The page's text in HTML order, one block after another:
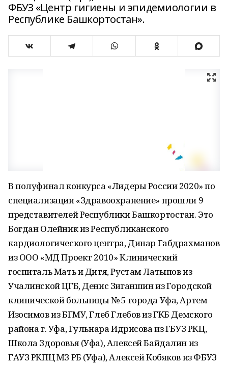
ФБУЗ «Центр гигиены и эпидемиологии в
Республике Башкортостан».
В полуфинал конкурса «Лидеры России 2020» по
специализации «Здравоохранение» прошли 9
представителей Республики Башкортостан. Это
Богдан Олейник из Республиканского
кардиологического центра, Динар Габдрахманов
из ООО «МД Проект 2010» Клинический
госпиталь Мать и Дитя, Рустам Латыпов из
Учалинской ЦГБ, Денис Зиганшин из Городской
клинической больницы № 5 города Уфа, Артем
Изосимов из БГМУ, Глеб Глебов из ГКБ Демского
района г. Уфа, Гульнара Идрисова из ГБУЗ РКЦ,
Школа Здоровья (Уфа), Алексей Байдалин из
ГАУЗ РКПЦ МЗ РБ (Уфа), Алексей Кобяков из ФБУЗ